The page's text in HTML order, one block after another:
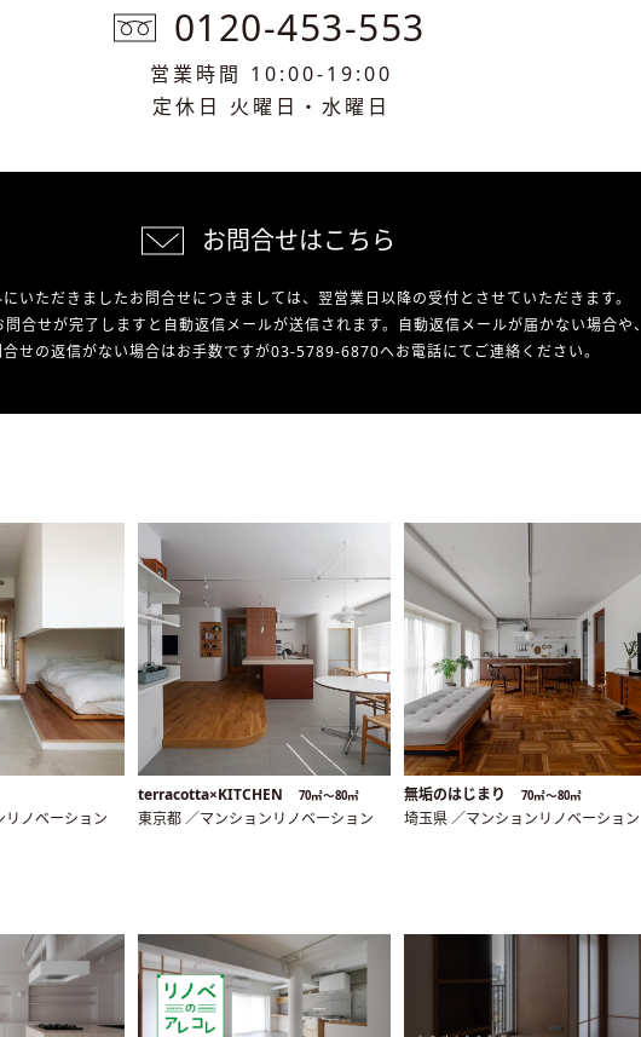
0120-453-553
営業時間 10:00-19:00
定休日 火曜日・水曜日
お問合せはこちら
いただきましたお問合せにつきましては、翌営業日以降の受付とさせていただきます。
合せが完了しますと自動返信メールが送信されます。自動返信メールが届かない場合や、
合せの返信がない場合はお手数ですが03-5789-6870へお電話にてご連絡ください。
リノベーション
terracotta×KITCHEN 70㎡〜80㎡
東京都 ／マンションリノベーション
無垢のはじまり 70㎡〜80㎡
埼玉県 ／マンションリノベーション